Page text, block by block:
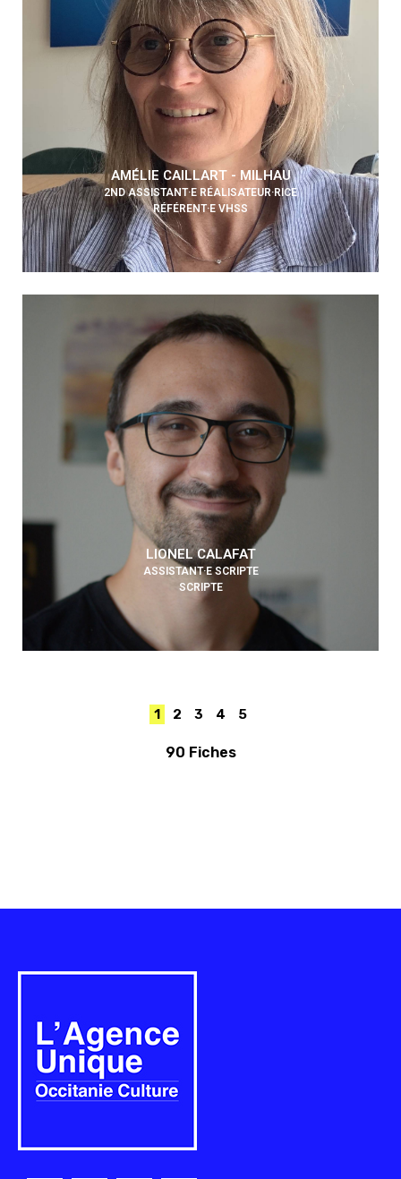
AMÉLIE CAILLART - MILHAU
2ND ASSISTANT·E RÉALISATEUR·RICE
RÉFÉRENT·E VHSS
LIONEL CALAFAT
ASSISTANT·E SCRIPTE
SCRIPTE
1 2 3 4 5
90 Fiches